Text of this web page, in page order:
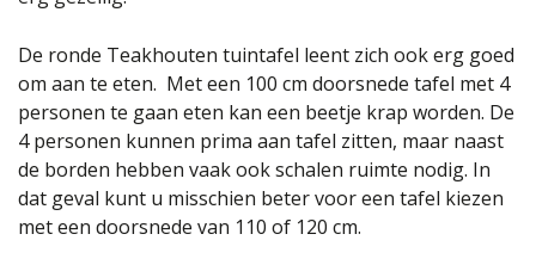
De ronde Teakhouten tuintafel leent zich ook erg goed
om aan te eten. Met een 100 cm doorsnede tafel met 4
personen te gaan eten kan een beetje krap worden. De
4 personen kunnen prima aan tafel zitten, maar naast
de borden hebben vaak ook schalen ruimte nodig. In
dat geval kunt u misschien beter voor een tafel kiezen
met een doorsnede van 110 of 120 cm.